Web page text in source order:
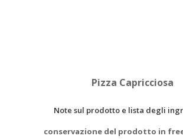
Pizza Capricciosa
Note sul prodotto e lista degli
conservazione del prodotto in